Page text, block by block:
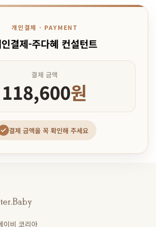
개인결제 · PAYMENT
결제-주다혜 컨설턴트
결제 금액
118,600원
결제 금액을 꼭 확인해 주세요
이비 코리아